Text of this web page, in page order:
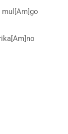
mul[Am]go